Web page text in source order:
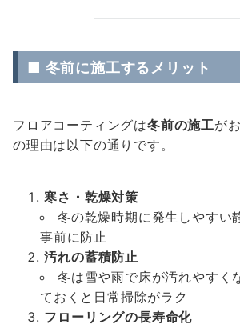
■ 冬前に施工するメリット
フロアコーティングは冬前の施工が
の理由は以下の通りです。
寒さ・乾燥対策
冬の乾燥時期に発生しやすい
事前に防止
汚れの蓄積防止
冬は雪や雨で床が汚れやすく
ておくと日常掃除がラク
フローリングの長寿命化